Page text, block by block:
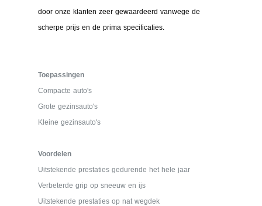
door onze klanten zeer gewaardeerd vanwege de
scherpe prijs en de prima specificaties.
Toepassingen
Compacte auto's
Grote gezinsauto's
Kleine gezinsauto's
Voordelen
Uitstekende prestaties gedurende het hele jaar
Verbeterde grip op sneeuw en ijs
Uitstekende prestaties op nat wegdek